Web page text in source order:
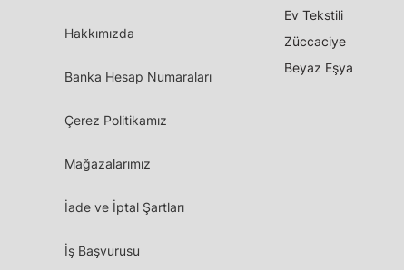
Hakkımızda
Banka Hesap Numaraları
Çerez Politikamız
Mağazalarımız
İade ve İptal Şartları
İş Başvurusu
Ev Tekstili
Züccaciye
Beyaz Eşya